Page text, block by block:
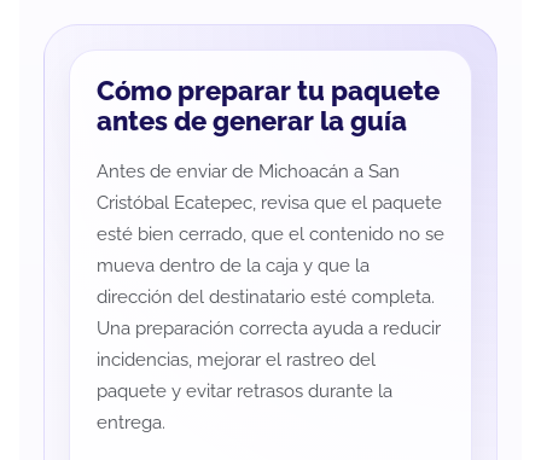
Cómo preparar tu paquete
antes de generar la guía
Antes de enviar de Michoacán a San
Cristóbal Ecatepec, revisa que el paquete
esté bien cerrado, que el contenido no se
mueva dentro de la caja y que la
dirección del destinatario esté completa.
Una preparación correcta ayuda a reducir
incidencias, mejorar el rastreo del
paquete y evitar retrasos durante la
entrega.